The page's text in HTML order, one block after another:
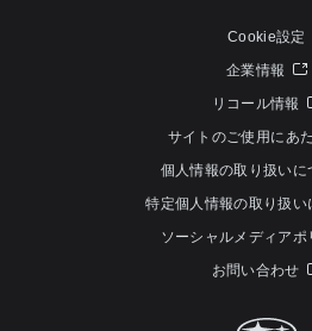
Cookie設定
企業情報
リコール情報
サイトのご使用にあ
個人情報の取り扱いに
特定個人情報の取り扱い
ソーシャルメディアポ
お問い合わせ